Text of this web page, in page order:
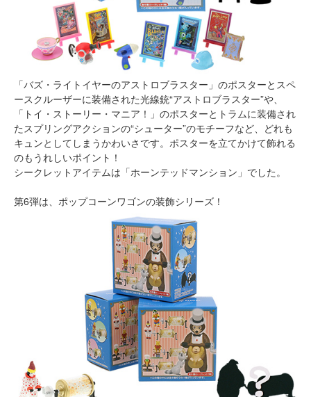
「バズ・ライトイヤーのアストロブラスター」のポスターとスペ
ースクルーザーに装備された光線銃“アストロブラスター”や、
「トイ・ストーリー・マニア！」のポスターとトラムに装備され
たスプリングアクションの“シューター”のモチーフなど、どれも
キュンとしてしまうかわいさです。ポスターを立てかけて飾れる
のもうれしいポイント！
シークレットアイテムは「ホーンテッドマンション」でした。
第6弾は、ポップコーンワゴンの装飾シリーズ！